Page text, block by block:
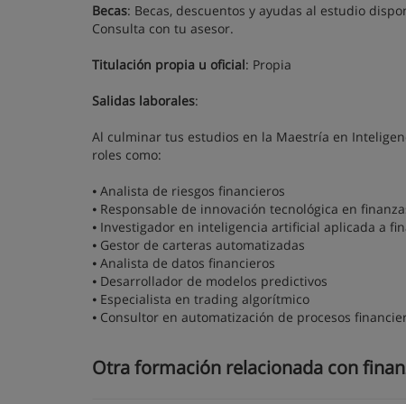
Becas: Becas, descuentos y ayudas al estudio
Consulta con tu asesor.
Titulación propia u oficial: Propia
Salidas laborales:
Al culminar tus estudios en la Maestría en
roles como:
⦁ Analista de riesgos financieros
⦁ Responsable de innovación tecnológica en
⦁ Investigador en inteligencia artificial aplicada a
⦁ Gestor de carteras automatizadas
⦁ Analista de datos financieros
⦁ Desarrollador de modelos predictivos
⦁ Especialista en trading algorítmico
⦁ Consultor en automatización de procesos
Otra formación relacionada con